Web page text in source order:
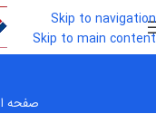
Skip to navigation
Skip to main content
صفحه